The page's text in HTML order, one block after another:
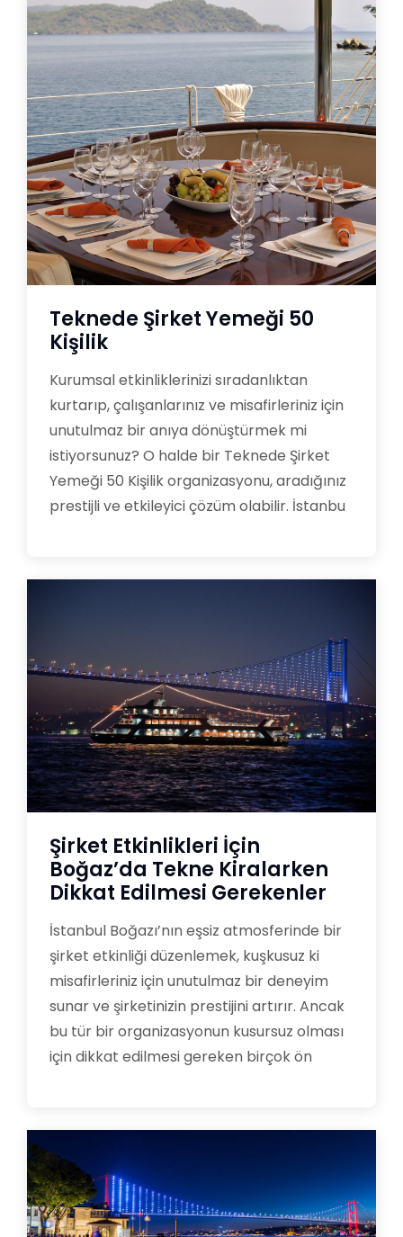
Teknede Şirket Yemeği 50
Kişilik
Kurumsal etkinliklerinizi sıradanlıktan
kurtarıp, çalışanlarınız ve misafirleriniz için
unutulmaz bir anıya dönüştürmek mi
istiyorsunuz? O halde bir Teknede Şirket
Yemeği 50 Kişilik organizasyonu, aradığınız
prestijli ve etkileyici çözüm olabilir. İstanbu
Şirket Etkinlikleri İçin
Boğaz’da Tekne Kiralarken
Dikkat Edilmesi Gerekenler
İstanbul Boğazı’nın eşsiz atmosferinde bir
şirket etkinliği düzenlemek, kuşkusuz ki
misafirleriniz için unutulmaz bir deneyim
sunar ve şirketinizin prestijini artırır. Ancak
bu tür bir organizasyonun kusursuz olması
için dikkat edilmesi gereken birçok ön